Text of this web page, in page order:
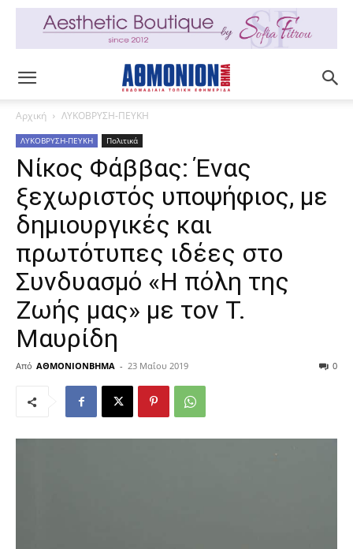
Αρχική ΛΥΚΟΒΡΥΣΗ-ΠΕΥΚΗ
ΛΥΚΟΒΡΥΣΗ-ΠΕΥΚΗ Πολιτικά
Νίκος Φάββας: Ένας
ξεχωριστός υποψήφιος, με
δημιουργικές και
πρωτότυπες ιδέες στο
Συνδυασμό «Η πόλη της
Ζωής μας» με τον Τ.
Μαυρίδη
Από ΑΘΜΟΝΙΟΝΒΗΜΑ - 23 Μαΐου 2019 0